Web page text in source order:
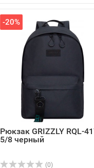
-20%
Рюкзак GRIZZLY RQL-
5/8 черный
(0)